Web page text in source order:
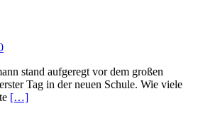
stand aufgeregt vor dem großen
Tag in der neuen Schule. Wie viele
[…]